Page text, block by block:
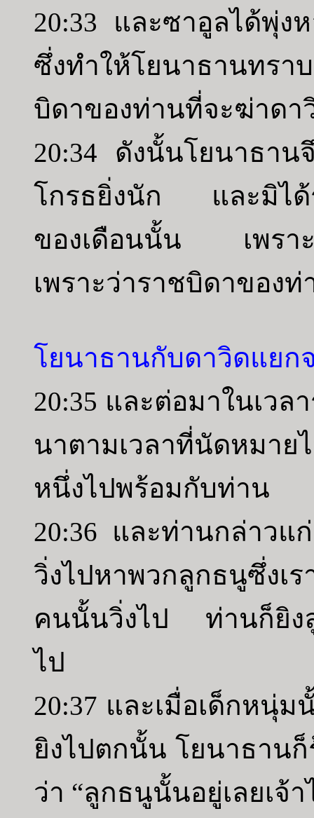
20:33 และซาอูลได้พุ่ง
ซึ่งทำให้โยนาธานทร
บิดาของท่านที่จะฆ่าดา
20:34 ดังนั้นโยนาธาน
โกรธยิ่งนัก และมิได้
ของเดือนนั้น เพราะว่
เพราะว่าราชบิดาของ
โยนาธานกับดาวิดแยก
20:35 และต่อมาในเวล
นาตามเวลาที่นัดหมา
หนึ่งไปพร้อมกับท่าน
20:36 และท่านกล่าวแ
วิ่งไปหาพวกลูกธนูซึ่ง
คนนั้นวิ่งไป ท่านก็ยิง
ไป
20:37 และเมื่อเด็กหนุ่
ยิงไปตกนั้น โยนาธาน
ว่า “ลูกธนูนั้นอยู่เลยเจ้